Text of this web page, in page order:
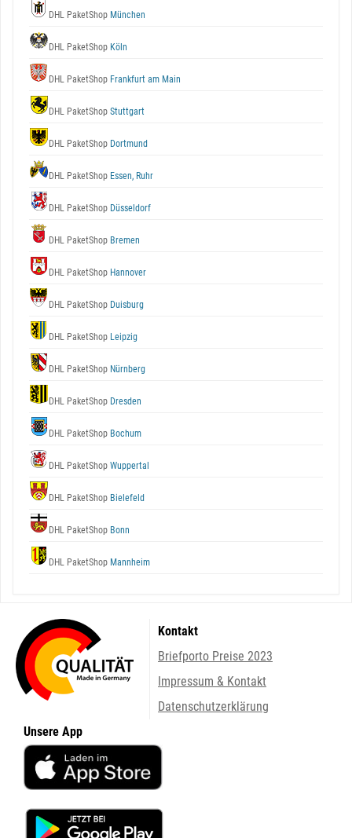
DHL PaketShop München
DHL PaketShop Köln
DHL PaketShop Frankfurt am Main
DHL PaketShop Stuttgart
DHL PaketShop Dortmund
DHL PaketShop Essen, Ruhr
DHL PaketShop Düsseldorf
DHL PaketShop Bremen
DHL PaketShop Hannover
DHL PaketShop Duisburg
DHL PaketShop Leipzig
DHL PaketShop Nürnberg
DHL PaketShop Dresden
DHL PaketShop Bochum
DHL PaketShop Wuppertal
DHL PaketShop Bielefeld
DHL PaketShop Bonn
DHL PaketShop Mannheim
Kontakt
Briefporto Preise 2023
Impressum & Kontakt
Datenschutzerklärung
Unsere App